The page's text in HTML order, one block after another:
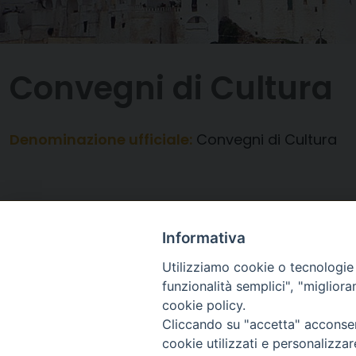
Denominazione ufficiale: Convegni di Cultura
Informativa
Utilizziamo cookie o
funzionalità semplici",
cookie policy.
Cliccando su "accetta"
cookie utilizzati e